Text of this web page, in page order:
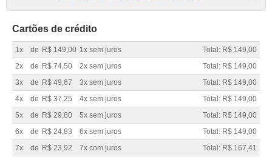
Cartões de crédito
1x de R$ 149,00 1x sem juros
Total: R$ 149,00
2x
de R$ 74,50 2x sem juros
Total: R$ 149,00
3x
de R$ 49,67 3x sem juros
Total: R$ 149,00
4x
de R$ 37,25 4x sem juros
Total: R$ 149,00
5x
de R$ 29,80 5x sem juros
Total: R$ 149,00
6x
de R$ 24,83 6x sem juros
Total: R$ 149,00
7x
de R$ 23,92 7x com juros
Total: R$ 167,41